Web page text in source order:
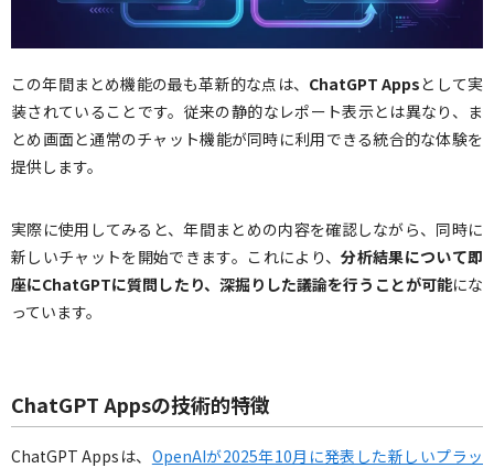
この年間まとめ機能の最も革新的な点は、 ChatGPT Appsとして実
装されていることです。従来の静的なレポート表示とは異なり、ま
とめ画面と通常のチャット機能が同時に利用できる統合的な体験を
提供します。
実際に使用してみると、年間まとめの内容を確認しながら、同時に
新しいチャットを開始できます。これにより、分析結果について即
座にChatGPTに質問したり、深掘りした議論を行うことが可能にな
っています。
ChatGPT Appsの技術的特徴
ChatGPT Appsは、 OpenAIが2025年10月に発表した新しいプラッ